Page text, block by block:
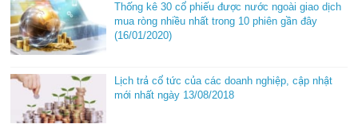
Thống kê 30 cổ phiếu được nước ngoài giao dịch
mua ròng nhiều nhất trong 10 phiên gần đây
(16/01/2020)
Lịch trả cổ tức của các doanh nghiệp, cập nhật
mới nhất ngày 13/08/2018